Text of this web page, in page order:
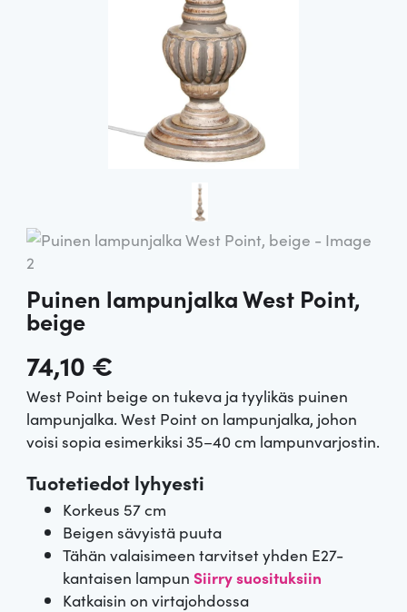
Puinen lampunjalka West Point,
beige
74,10 €
West Point beige on tukeva ja tyylikäs puinen
lampunjalka. West Point on lampunjalka, johon
voisi sopia esimerkiksi 35–40 cm lampunvarjostin.
Tuotetiedot lyhyesti
Korkeus 57 cm
Beigen sävyistä puuta
Tähän valaisimeen tarvitset yhden E27-
kantaisen lampun Siirry suosituksiin
Katkaisin on virtajohdossa